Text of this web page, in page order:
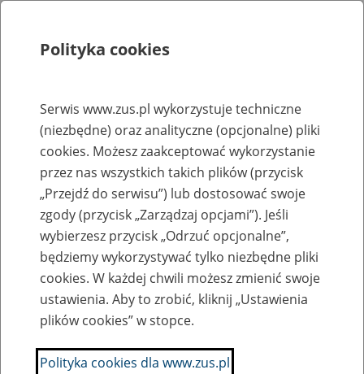
Rejestry, ewidencje i archiwa
Baza zlikwidowanych lub
przekształconych zakładów pracy
Nazwa zakładu pracy:
SZUKAJ
Polityka cookies
Serwis www.zus.pl wykorzystuje techniczne
(niezbędne) oraz analityczne (opcjonalne) pliki
cookies. Możesz zaakceptować wykorzystanie
przez nas wszystkich takich plików (przycisk
„Przejdź do serwisu”) lub dostosować swoje
zgody (przycisk „Zarządzaj opcjami”). Jeśli
wybierzesz przycisk „Odrzuć opcjonalne”,
będziemy wykorzystywać tylko niezbędne pliki
cookies. W każdej chwili możesz zmienić swoje
ustawienia. Aby to zrobić, kliknij „Ustawienia
plików cookies” w stopce.
Polityka cookies dla www.zus.pl